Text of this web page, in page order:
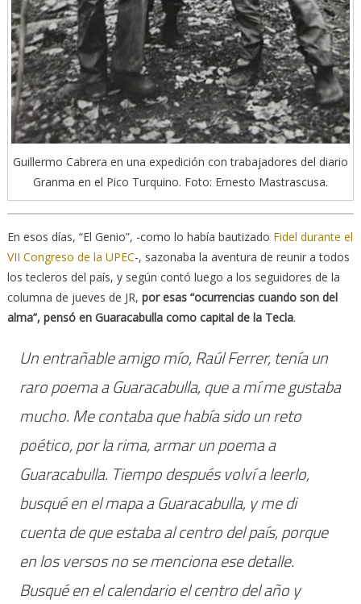
Guillermo Cabrera en una expedición con trabajadores del diario
Granma en el Pico Turquino. Foto: Ernesto Mastrascusa.
En esos días, “El Genio”, -como lo había bautizado Fidel durante el
VII Congreso de la UPEC-, sazonaba la aventura de reunir a todos
los tecleros del país, y según contó luego a los seguidores de la
columna de jueves de JR, por esas “ocurrencias cuando son del
alma”, pensó en Guaracabulla como capital de la Tecla.
Un entrañable amigo mío, Raúl Ferrer, tenía un
raro poema a Guaracabulla, que a mí me gustaba
mucho. Me contaba que había sido un reto
poético, por la rima, armar un poema a
Guaracabulla. Tiempo después volví a leerlo,
busqué en el mapa a Guaracabulla, y me di
cuenta de que estaba al centro del país, porque
en los versos no se menciona ese detalle.
Busqué en el calendario el centro del año y